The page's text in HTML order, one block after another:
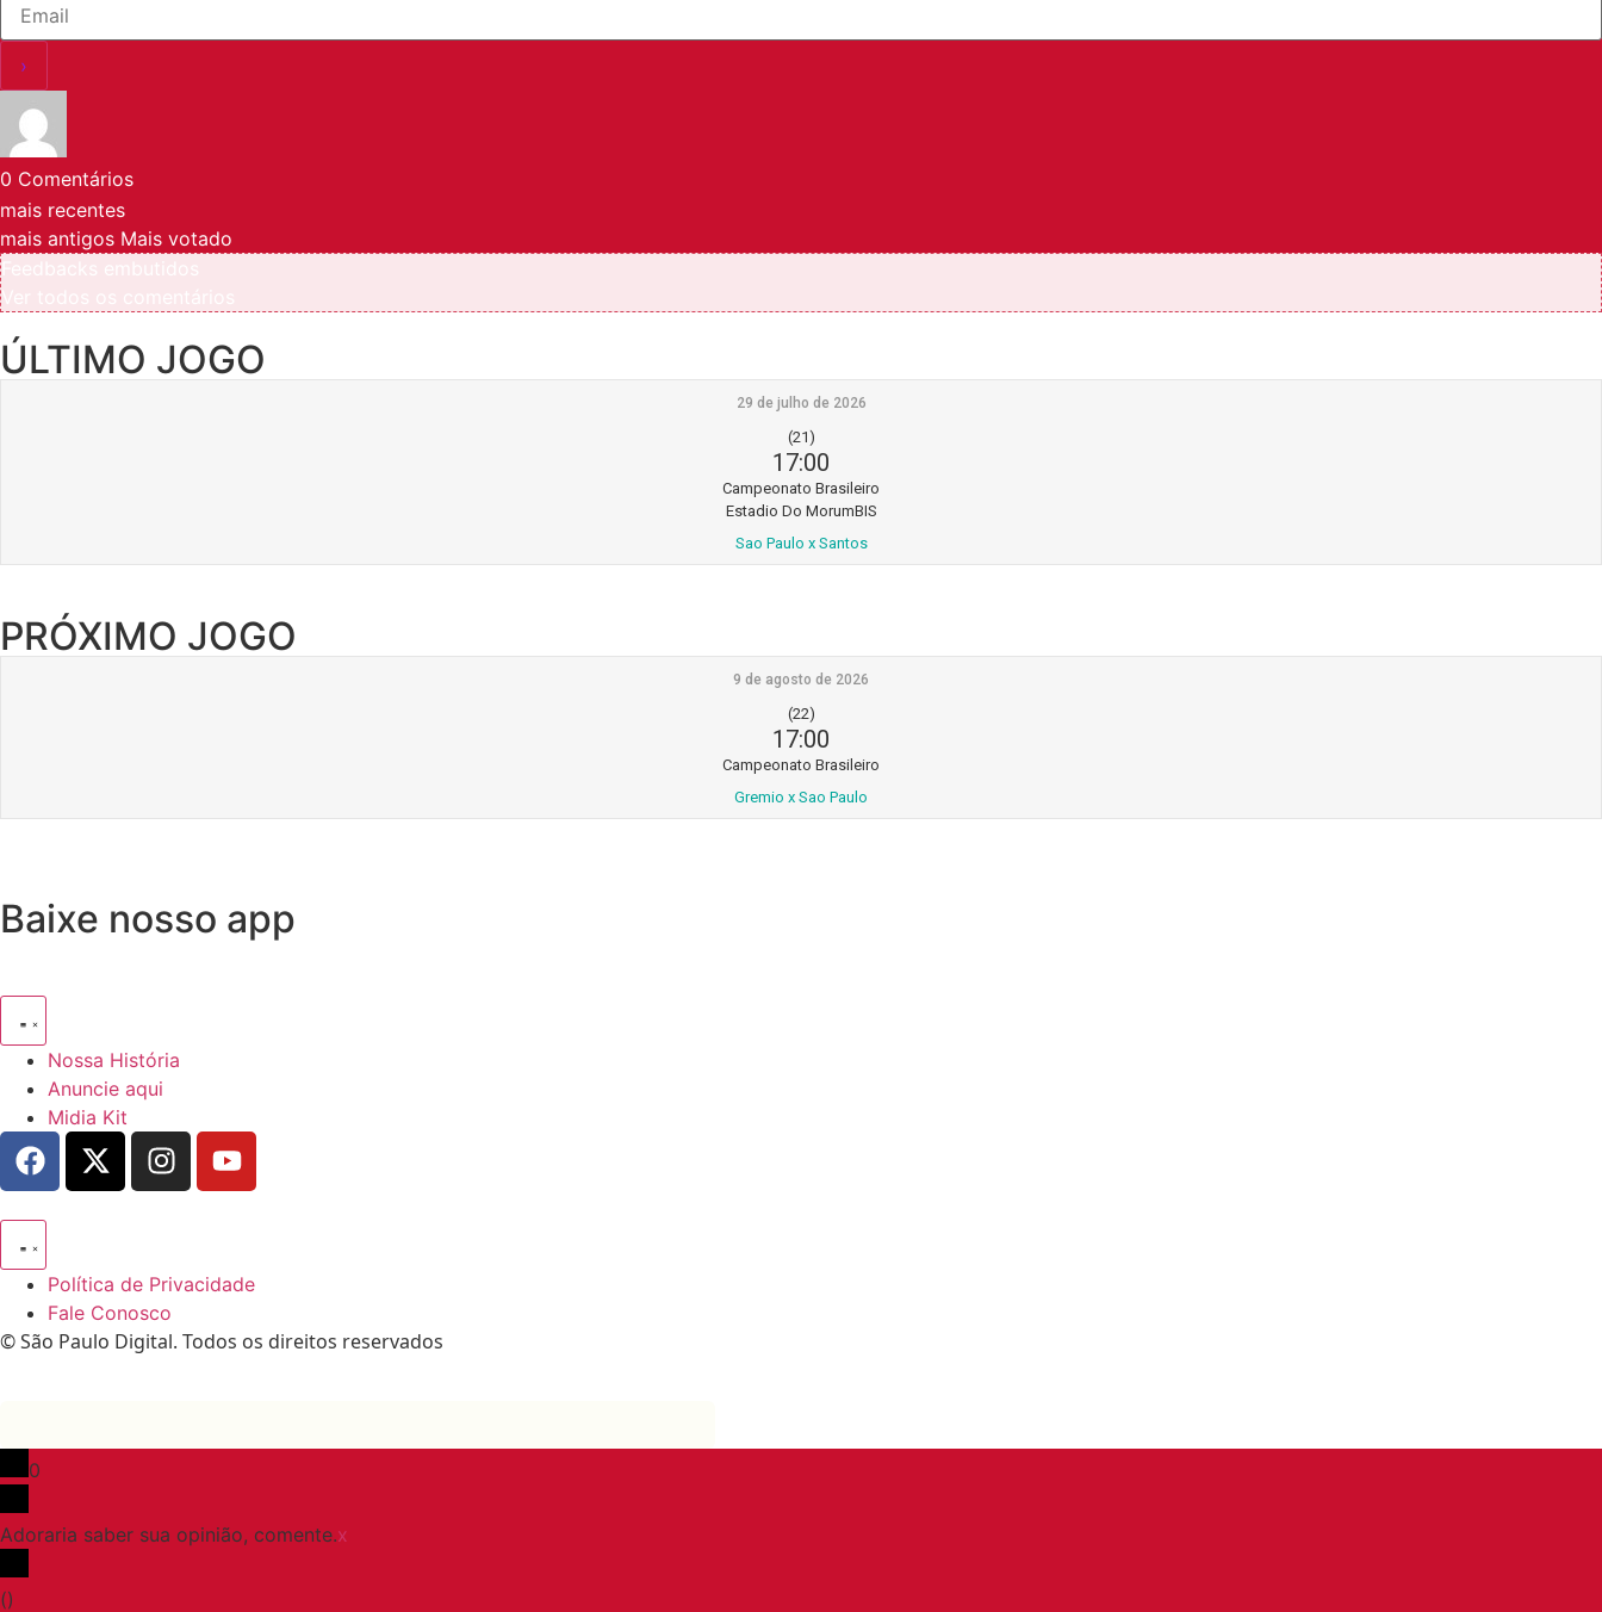
0 Comentários
mais recentes
mais antigos Mais votado
ÚLTIMO JOGO
29 de julho de 2026
(21)
17:00
Campeonato Brasileiro
Estadio Do MorumBIS
Sao Paulo x Santos
PRÓXIMO JOGO
9 de agosto de 2026
(22)
17:00
Campeonato Brasileiro
Gremio x Sao Paulo
Baixe nosso app
Nossa História
Anuncie aqui
Midia Kit
Política de Privacidade
Fale Conosco
© São Paulo Digital. Todos os direitos reservados
0
Adoraria saber sua opinião, comente.x
()